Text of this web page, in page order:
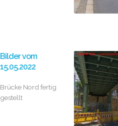
Bilder vom
15.05.2022
Brücke Nord fertig
gestellt